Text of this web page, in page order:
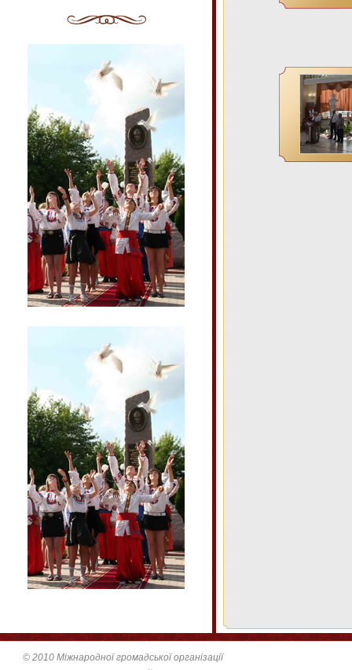
© 2010 Міжнародної громадської організації